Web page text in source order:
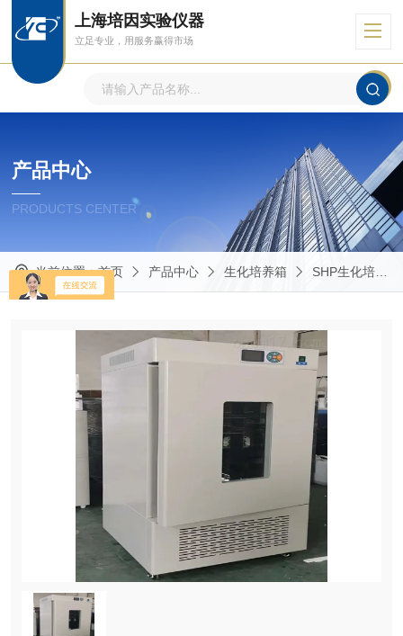
上海培因实验仪器
立足专业，用服务赢得市场
产品中心
PRODUCTS CENTER
当前位置：首页 产品中心 生化培养箱 SHP生化培养箱